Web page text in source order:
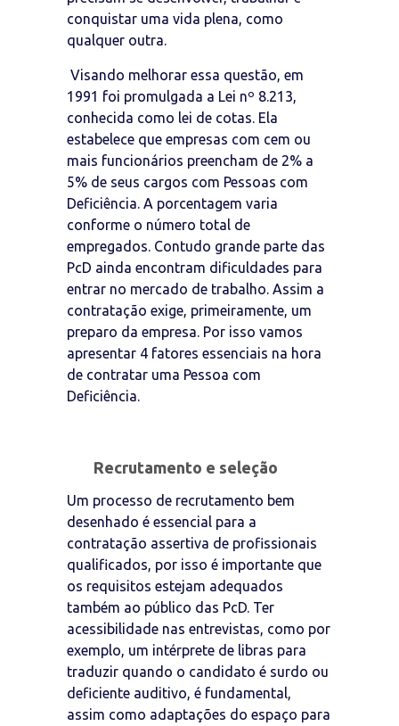
conquistar uma vida plena, como
qualquer outra.
Visando melhorar essa questão, em
1991 foi promulgada a Lei nº 8.213,
conhecida como lei de cotas. Ela
estabelece que empresas com cem ou
mais funcionários preencham de 2% a
5% de seus cargos com Pessoas com
Deficiência. A porcentagem varia
conforme o número total de
empregados. Contudo grande parte das
PcD ainda encontram dificuldades para
entrar no mercado de trabalho. Assim a
contratação exige, primeiramente, um
preparo da empresa. Por isso vamos
apresentar 4 fatores essenciais na hora
de contratar uma Pessoa com
Deficiência.
Recrutamento e seleção
Um processo de recrutamento bem
desenhado é essencial para a
contratação assertiva de profissionais
qualificados, por isso é importante que
os requisitos estejam adequados
também ao público das PcD. Ter
acessibilidade nas entrevistas, como por
exemplo, um intérprete de libras para
traduzir quando o candidato é surdo ou
deficiente auditivo, é fundamental,
assim como adaptações do espaço para